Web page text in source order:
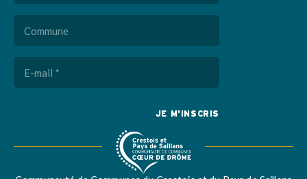
Commune
E-
mail
(Nécessaire)